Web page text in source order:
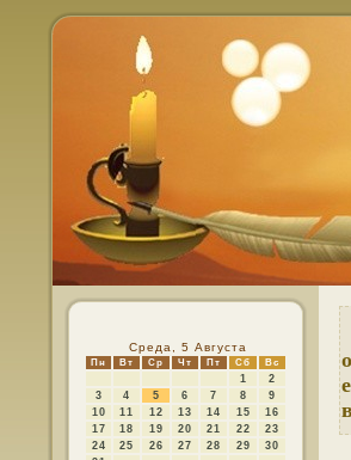
Среда, 5 Августа
Пн Вт Ср Чт Пт Сб Вс
1
2
3
4 5 6 7 8
9
10
11 12 13 14 15
16
17
18 19 20 21 22
23
24
25 26 27 28 29
30